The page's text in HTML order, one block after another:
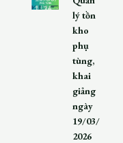
lý tồn
kho
phụ
tùng,
khai
giảng
ngày
19/03/
2026